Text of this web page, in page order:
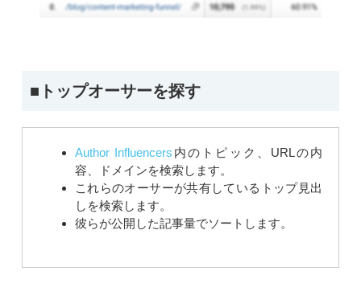
■トップオーサーを探す
Author Influencers 内のトピック、URLの内
容、ドメインを検索します。
これらのオーサーが共有しているトップ見出
しを検索します。
彼らが公開した記事量でソートします。